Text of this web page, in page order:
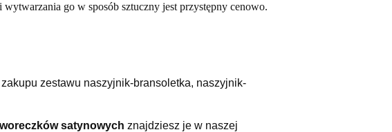
go w sposób sztuczny jest przystępny cenowo.
zestawu naszyjnik-bransoletka, naszyjnik-
satynowych znajdziesz je w naszej